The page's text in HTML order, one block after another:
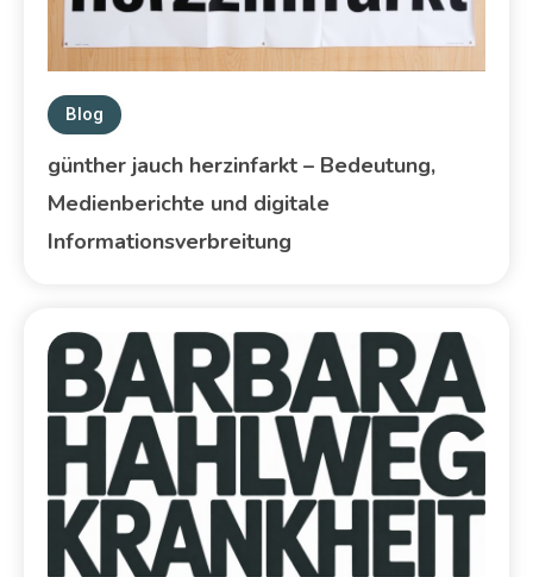
Blog
günther jauch herzinfarkt – Bedeutung,
Medienberichte und digitale
Informationsverbreitung